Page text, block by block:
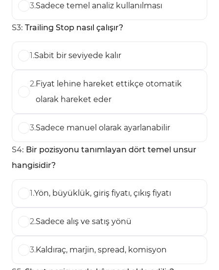
3.Sadece temel analiz kullanılması
S3: Trailing Stop nasıl çalışır?
1.Sabit bir seviyede kalır
2.Fiyat lehine hareket ettikçe otomatik
olarak hareket eder
3.Sadece manuel olarak ayarlanabilir
S4: Bir pozisyonu tanımlayan dört temel unsur
hangisidir?
1.Yön, büyüklük, giriş fiyatı, çıkış fiyatı
2.Sadece alış ve satış yönü
3.Kaldıraç, marjin, spread, komisyon